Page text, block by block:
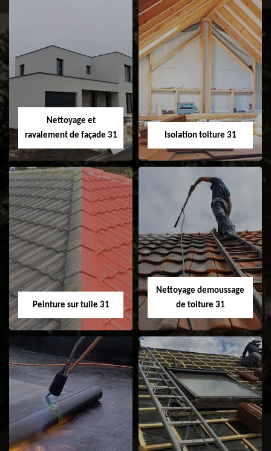
Pose et
changement de
fenêtre de toit et
Velux 31
Nettoyage et pose
Nettoyage et
ravalement de façade 31
Nettoyage et
ravalement de
façade 31
Isolation toiture 31
Isolation toiture 31
Peinture sur tuile 31
Peinture sur tuile
31
Nettoyage demoussage
de toiture 31
Nettoyage
demoussage de
toiture 31